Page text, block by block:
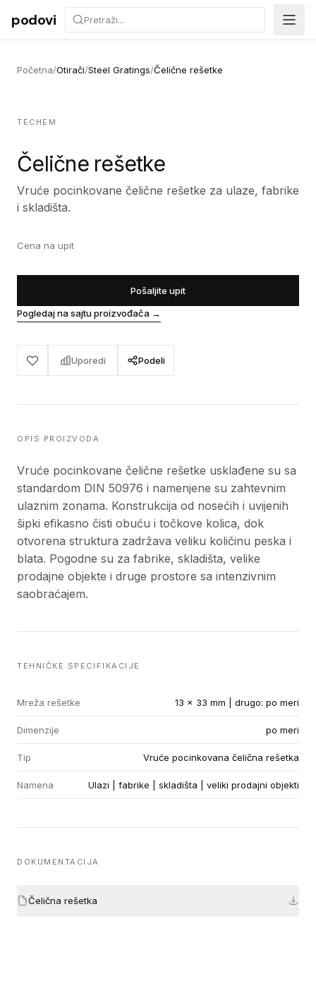
Preskoči na sadržaj
podovi
Početna/Otirači/Steel Gratings/Čelične rešetke
TECHEM
Čelične rešetke
Vruće pocinkovane čelične rešetke za ulaze, fabrike
i skladišta.
Cena na upit
Pošaljite upit
Pogledaj na sajtu proizvođača →
Uporedi Podeli
OPIS PROIZVODA
Vruće pocinkovane čelične rešetke usklađene su sa
standardom DIN 50976 i namenjene su zahtevnim
ulaznim zonama. Konstrukcija od nosećih i uvijenih
šipki efikasno čisti obuću i točkove kolica, dok
otvorena struktura zadržava veliku količinu peska i
blata. Pogodne su za fabrike, skladišta, velike
prodajne objekte i druge prostore sa intenzivnim
saobraćajem.
TEHNIČKE SPECIFIKACIJE
Mreža rešetke 13 x 33 mm | drugo: po meri
Dimenzije po meri
Tip Vruće pocinkovana čelična rešetka
Namena Ulazi | fabrike | skladišta | veliki prodajni objekti
DOKUMENTACIJA
Čelična rešetka